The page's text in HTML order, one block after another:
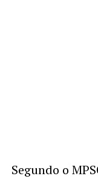
Segundo o